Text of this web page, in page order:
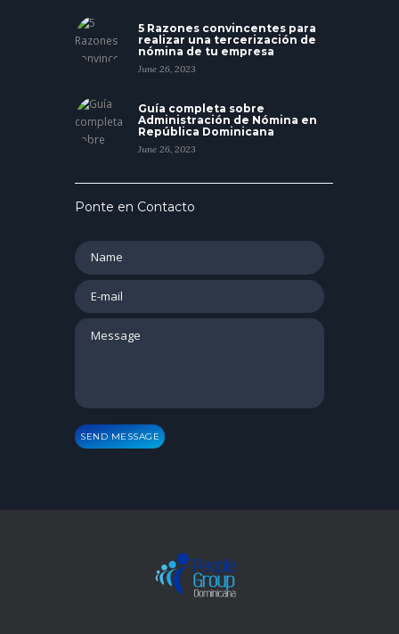
5 Razones convincentes para
realizar una tercerización de
nómina de tu empresa
June 26, 2023
Guía completa sobre
Administración de Nómina en
República Dominicana
June 26, 2023
Ponte en Contacto
SEND MESSAGE